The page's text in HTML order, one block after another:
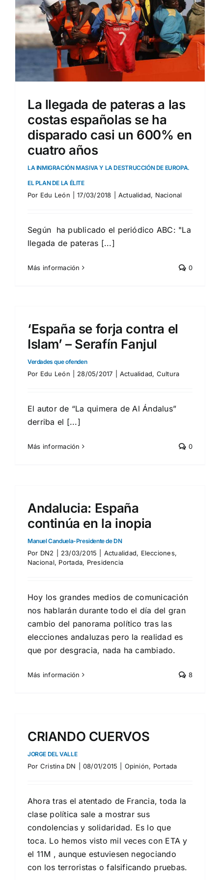
La llegada de pateras a las
costas españolas se ha
disparado casi un 600% en
cuatro años
LA INMIGRACIÓN MASIVA Y LA DESTRUCCIÓN DE EUROPA.
EL PLAN DE LA ÉLITE
Por Edu León 17/03/2018 Actualidad, Nacional
Según ha publicado el periódico ABC: "La
llegada de pateras [...]
Más información 0
‘España se forja contra el
Islam’ – Serafín Fanjul
Verdades que ofenden
Por Edu León 28/05/2017 Actualidad, Cultura
El autor de “La quimera de Al Ándalus”
derriba el [...]
Más información 0
Andalucia: España
continúa en la inopia
Manuel Canduela-Presidente de DN
Por DN2 23/03/2015 Actualidad, Elecciones,
Nacional, Portada, Presidencia
Hoy los grandes medios de comunicación
nos hablarán durante todo el día del gran
cambio del panorama político tras las
elecciones andaluzas pero la realidad es
que por desgracia, nada ha cambiado.
Más información 8
CRIANDO CUERVOS
JORGE DEL VALLE
Por Cristina DN 08/01/2015 Opinión, Portada
Ahora tras el atentado de Francia, toda la
clase política sale a mostrar sus
condolencias y solidaridad. Es lo que
toca. Lo hemos visto mil veces con ETA y
el 11M , aunque estuviesen negociando
con los terroristas o falsificando pruebas.